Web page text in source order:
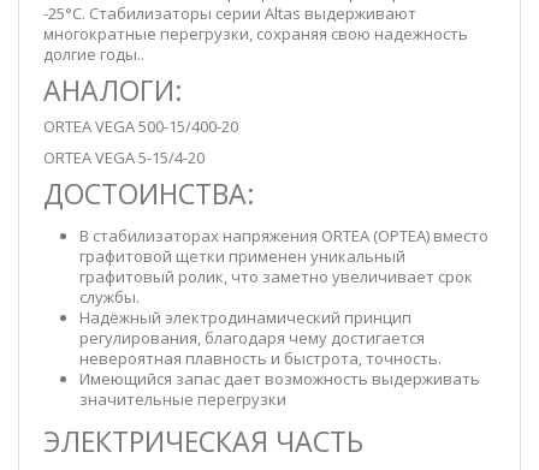
-25°С. Стабилизаторы серии Altas выдерживают
многократные перегрузки, сохраняя свою надежность
долгие годы..
АНАЛОГИ:
ORTEA VEGA 500-15/400-20
ORTEA VEGA 5-15/4-20
ДОСТОИНСТВА:
В стабилизаторах напряжения ORTEA (ОРТЕА) вместо
графитовой щетки применен уникальный
графитовый ролик, что заметно увеличивает срок
службы.
Надёжный электродинамический принцип
регулирования, благодаря чему достигается
невероятная плавность и быстрота, точность.
Имеющийся запас дает возможность выдерживать
значительные перегрузки
ЭЛЕКТРИЧЕСКАЯ ЧАСТЬ